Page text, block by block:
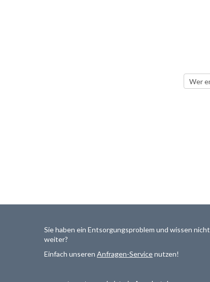
Sie haben ein Entsorgungsproblem und wissen nicht
weiter?
Einfach unseren Anfragen-Servicenutzen!